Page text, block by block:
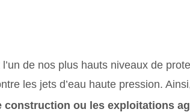
de nos plus hauts niveaux de
les jets d’eau haute pression.
construction ou les exploitations